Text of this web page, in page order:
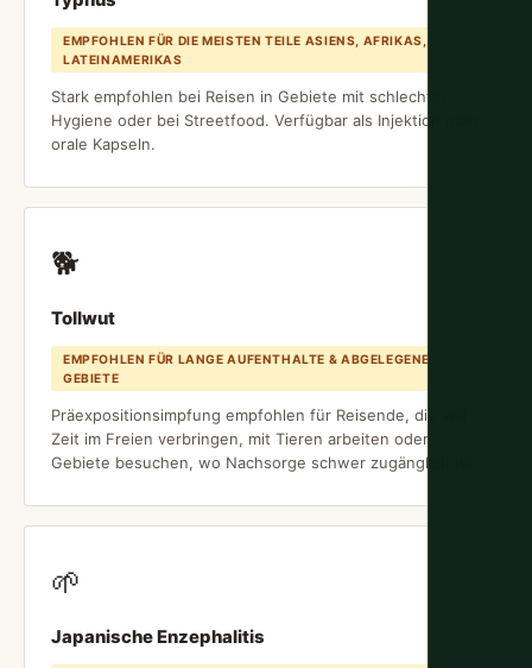
EMPFOHLEN FÜR DIE MEISTEN TEILE ASIENS, AFRIKAS,
LATEINAMERIKAS
Stark empfohlen bei Reisen in Gebiete mit schlechter
Hygiene oder bei Streetfood. Verfügbar als Injektion oder
orale Kapseln.
🐕
Tollwut
EMPFOHLEN FÜR LANGE AUFENTHALTE & ABGELEGENE
GEBIETE
Präexpositionsimpfung empfohlen für Reisende, die viel
Zeit im Freien verbringen, mit Tieren arbeiten oder
Gebiete besuchen, wo Nachsorge schwer zugänglich ist.
🌱
Japanische Enzephalitis